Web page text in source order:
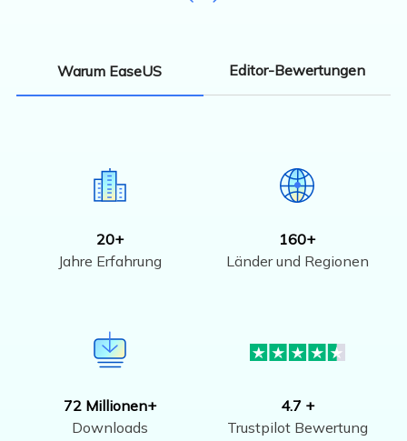
Warum EaseUS Editor-Bewertungen
20+
Jahre Erfahrung
160+
Länder und Regionen
72 Millionen+
Downloads
4.7 +
Trustpilot Bewertung